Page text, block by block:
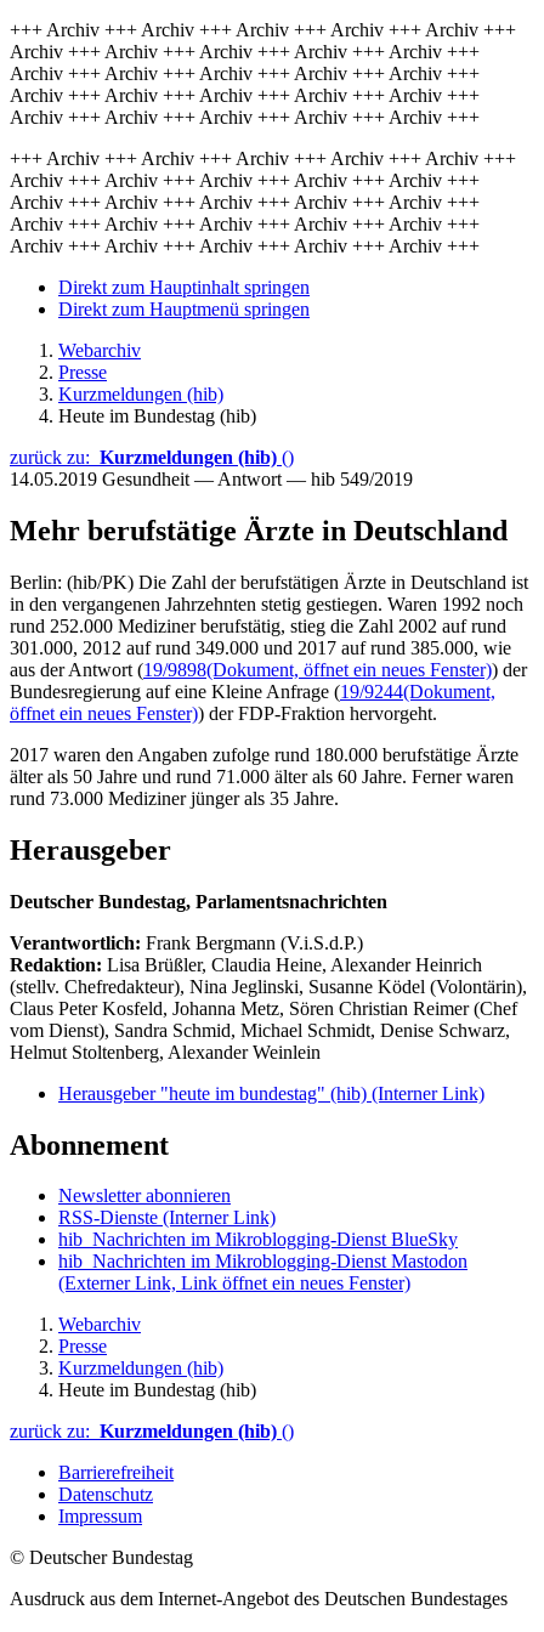
+++ Archiv +++ Archiv +++ Archiv +++ Archiv +++ Archiv +++
Archiv +++ Archiv +++ Archiv +++ Archiv +++ Archiv +++
Archiv +++ Archiv +++ Archiv +++ Archiv +++ Archiv +++
Archiv +++ Archiv +++ Archiv +++ Archiv +++ Archiv +++
Archiv +++ Archiv +++ Archiv +++ Archiv +++ Archiv +++
+++ Archiv +++ Archiv +++ Archiv +++ Archiv +++ Archiv +++
Archiv +++ Archiv +++ Archiv +++ Archiv +++ Archiv +++
Archiv +++ Archiv +++ Archiv +++ Archiv +++ Archiv +++
Archiv +++ Archiv +++ Archiv +++ Archiv +++ Archiv +++
Archiv +++ Archiv +++ Archiv +++ Archiv +++ Archiv +++
Direkt zum Hauptinhalt springen
Direkt zum Hauptmenü springen
Webarchiv
Presse
Kurzmeldungen (hib)
Heute im Bundestag (hib)
zurück zu: Kurzmeldungen (hib) ()
14.05.2019 Gesundheit — Antwort — hib 549/2019
Mehr berufstätige Ärzte in Deutschland
Berlin: (hib/PK) Die Zahl der berufstätigen Ärzte in Deutschland ist
in den vergangenen Jahrzehnten stetig gestiegen. Waren 1992 noch
rund 252.000 Mediziner berufstätig, stieg die Zahl 2002 auf rund
301.000, 2012 auf rund 349.000 und 2017 auf rund 385.000, wie
aus der Antwort (19/9898(Dokument, öffnet ein neues Fenster)) der
Bundesregierung auf eine Kleine Anfrage (19/9244(Dokument,
öffnet ein neues Fenster)) der FDP-Fraktion hervorgeht.
2017 waren den Angaben zufolge rund 180.000 berufstätige Ärzte
älter als 50 Jahre und rund 71.000 älter als 60 Jahre. Ferner waren
rund 73.000 Mediziner jünger als 35 Jahre.
Herausgeber
Deutscher Bundestag, Parlamentsnachrichten
Verantwortlich: Frank Bergmann (V.i.S.d.P.)
Redaktion: Lisa Brüßler, Claudia Heine, Alexander Heinrich
(stellv. Chefredakteur), Nina Jeglinski, Susanne Ködel (Volontärin),
Claus Peter Kosfeld, Johanna Metz, Sören Christian Reimer (Chef
vom Dienst), Sandra Schmid, Michael Schmidt, Denise Schwarz,
Helmut Stoltenberg, Alexander Weinlein
Herausgeber "heute im bundestag" (hib) (Interner Link)
Abonnement
Newsletter abonnieren
RSS-Dienste (Interner Link)
hib_Nachrichten im Mikroblogging-Dienst BlueSky
hib_Nachrichten im Mikroblogging-Dienst Mastodon
(Externer Link, Link öffnet ein neues Fenster)
Webarchiv
Presse
Kurzmeldungen (hib)
Heute im Bundestag (hib)
zurück zu: Kurzmeldungen (hib) ()
Barrierefreiheit
Datenschutz
Impressum
© Deutscher Bundestag
Ausdruck aus dem Internet-Angebot des Deutschen Bundestages